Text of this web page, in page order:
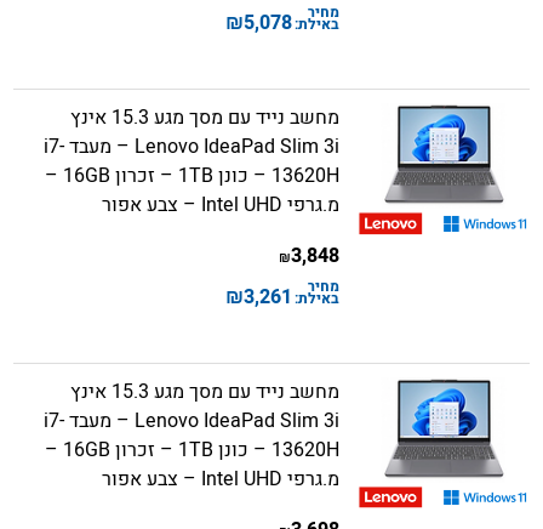
מחיר
באילת:5,078
₪
מחשב נייד עם מסך מגע 15.3 אינץ
Lenovo IdeaPad Slim 3i – מעבד i7-
13620H – כונן 1TB – זכרון 16GB –
מ.גרפי Intel UHD – צבע אפור
3,848
₪
מחיר
באילת: 3,261
₪
מחשב נייד עם מסך מגע 15.3 אינץ
Lenovo IdeaPad Slim 3i – מעבד i7-
13620H – כונן 1TB – זכרון 16GB –
מ.גרפי Intel UHD – צבע אפור